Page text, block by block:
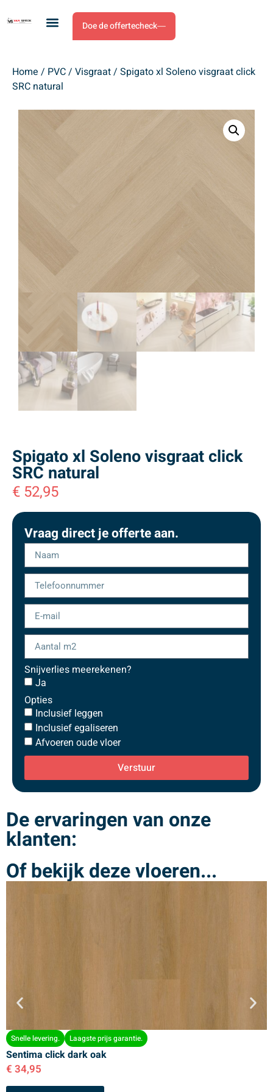
Doe de offertecheck
Home / PVC/ Visgraat/ Spigato xl Soleno visgraat click
SRC natural
Spigato xl Soleno visgraat click
SRC natural
€ 52,95
Vraag direct je offerte aan.
Snijverlies meerekenen?
Ja
Opties
Inclusief leggen
Inclusief egaliseren
Afvoeren oude vloer
Verstuur
De ervaringen van onze
klanten:
Of bekijk deze vloeren...
Snelle levering. Laagste prijs garantie.
Sentima click dark oak
€ 34,95